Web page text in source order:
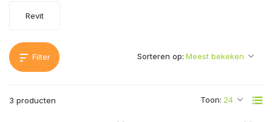
Revit
Filter
3 producten Toon:
Sorteren op: